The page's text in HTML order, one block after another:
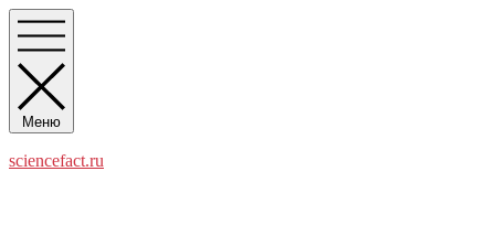
Перейти
содержимому
Меню
sciencefact.ru